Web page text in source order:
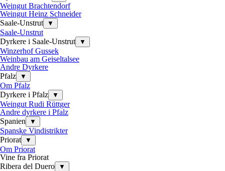
Weingut Brachtendorf
Weingut Heinz Schneider
Saale-Unstrut
▼
Saale-Unstrut
Dyrkere i Saale-Unstrut
▼
Winzerhof Gussek
Weinbau am Geiseltalsee
Andre Dyrkere
Pfalz
▼
Om Pfalz
Dyrkere i Pfalz
▼
Weingut Rudi Rüttger
Andre dyrkere i Pfalz
Spanien
▼
Spanske Vindistrikter
Priorat
▼
Om Priorat
Vine fra Priorat
Ribera del Duero
▼